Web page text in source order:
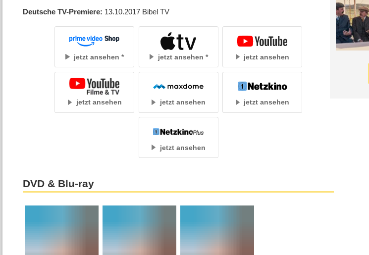
Deutsche TV-Premiere 13.10.2017 Bibel TV
jetzt ansehen jetzt ansehen jetzt ansehen
jetzt ansehen jetzt ansehen jetzt ansehen
jetzt ansehen
DVD & Blu-ray